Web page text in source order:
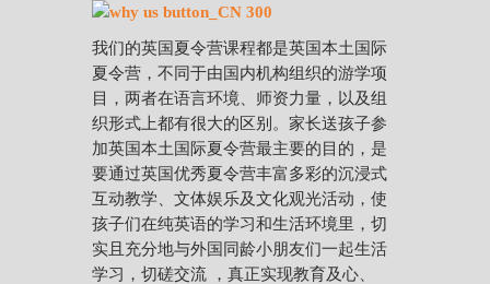
我们的英国夏令营课程都是英国本土国际
夏令营，不同于由国内机构组织的游学项
目，两者在语言环境、师资力量，以及组
织形式上都有很大的区别。家长送孩子参
加英国本土国际夏令营最主要的目的，是
要通过英国优秀夏令营丰富多彩的沉浸式
互动教学、文体娱乐及文化观光活动，使
孩子们在纯英语的学习和生活环境里，切
实且充分地与外国同龄小朋友们一起生活
学习，切磋交流 ，真正实现教育及心、